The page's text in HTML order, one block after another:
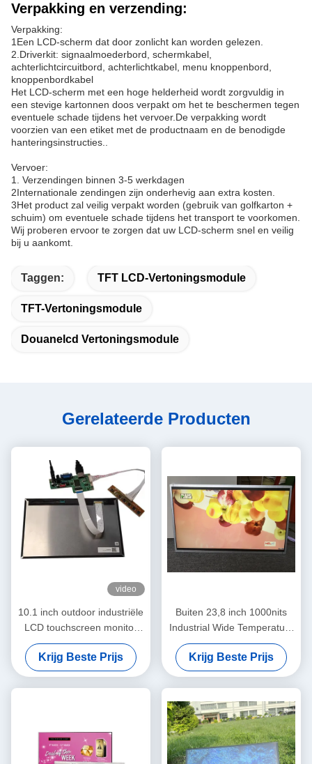
Verpakking en verzending:
Verpakking:
1Een LCD-scherm dat door zonlicht kan worden gelezen.
2.Driverkit: signaalmoederbord, schermkabel,
achterlichtcircuitbord, achterlichtkabel, menu knoppenbord,
knoppenbordkabel
Het LCD-scherm met een hoge helderheid wordt zorgvuldig in
een stevige kartonnen doos verpakt om het te beschermen tegen
eventuele schade tijdens het vervoer.De verpakking wordt
voorzien van een etiket met de productnaam en de benodigde
hanteringsinstructies..
Vervoer:
1. Verzendingen binnen 3-5 werkdagen
2Internationale zendingen zijn onderhevig aan extra kosten.
3Het product zal veilig verpakt worden (gebruik van golfkarton +
schuim) om eventuele schade tijdens het transport te voorkomen.
Wij proberen ervoor te zorgen dat uw LCD-scherm snel en veilig
bij u aankomt.
Taggen: TFT LCD-Vertoningsmodule
TFT-Vertoningsmodule
Douanelcd Vertoningsmodule
Gerelateerde Producten
video
10.1 inch outdoor industriële
LCD touchscreen monitor
met 1920*1080 resolutie en
eDP interface
Krijg Beste Prijs
Buiten 23,8 inch 1000nits
Industrial Wide Temperature
High Brightness LCD Screen
Krijg Beste Prijs